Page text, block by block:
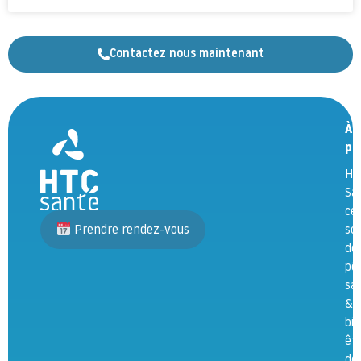
Contactez nous maintenant
Prendre rendez-vous
À
ce
&